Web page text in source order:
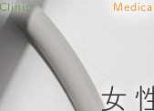
女
Medical